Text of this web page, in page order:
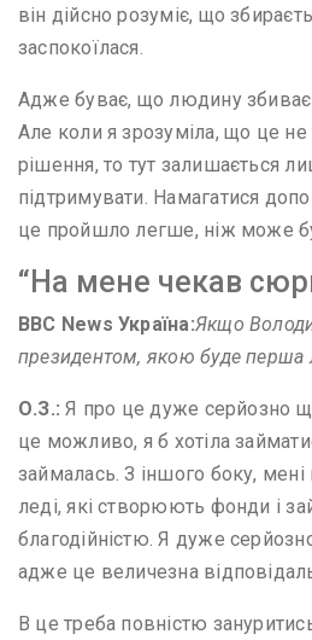
він дійсно розуміє, що
заспокоїлася.
Адже буває, що людину збиває
Але коли я зрозуміла, що це не
рішення, то тут залишається
підтримувати. Намагатися
це пройшло легше, ніж може
“На мене чекав
BBC NewsУкраїна:Якщо
президентом, якою буде перша
О.З.: Я про це дуже серйозно
це можливо, я б хотіла
займалась. З іншого боку,
леді, які створюють фонди і
благодійністю. Я дуже
адже це величезна
В це треба повністю